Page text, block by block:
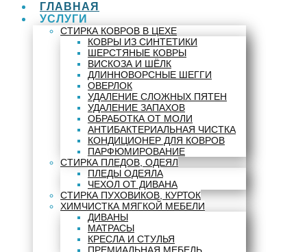
ГЛАВНАЯ
УСЛУГИ
СТИРКА КОВРОВ В ЦЕХЕ
КОВРЫ ИЗ СИНТЕТИКИ
ШЕРСТЯНЫЕ КОВРЫ
ВИСКОЗА И ШЁЛК
ДЛИННОВОРСНЫЕ ШЕГГИ
ОВЕРЛОК
УДАЛЕНИЕ СЛОЖНЫХ ПЯТЕН
УДАЛЕНИЕ ЗАПАХОВ
ОБРАБОТКА ОТ МОЛИ
АНТИБАКТЕРИАЛЬНАЯ ЧИСТКА
КОНДИЦИОНЕР ДЛЯ КОВРОВ
ПАРФЮМИРОВАНИЕ
СТИРКА ПЛЕДОВ, ОДЕЯЛ
ПЛЕДЫ ОДЕЯЛА
ЧЕХОЛ ОТ ДИВАНА
СТИРКА ПУХОВИКОВ, КУРТОК
ХИМЧИСТКА МЯГКОЙ МЕБЕЛИ
ДИВАНЫ
МАТРАСЫ
КРЕСЛА И СТУЛЬЯ